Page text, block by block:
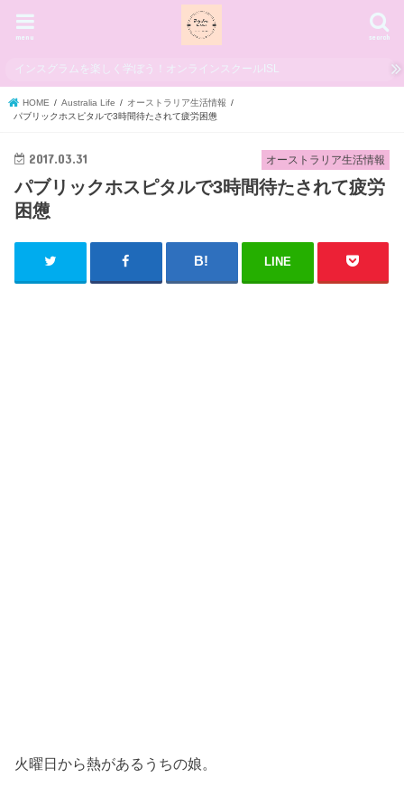
search
menu
インスグラムを楽しく学ぼう！オンラインスクールISL
HOME Australia Life
オーストラリア生活情報
パブリックホスピタルで3時間待たされて疲労困憊
オーストラリア生活情報
2017.03.31
パブリックホスピタルで3時間待たされて疲労
困憊
LINE
火曜日から熱があるうちの娘。